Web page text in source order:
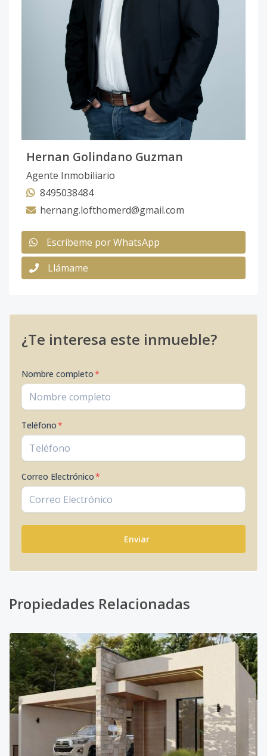
Hernan Golindano Guzman
Agente Inmobiliario
8495038484
hernang.lofthomerd@gmail.com
Escribeme por WhatsApp
Llámame
¿Te interesa este inmueble?
Nombre completo*
Teléfono*
Correo Electrónico*
Enviar
Propiedades Relacionadas